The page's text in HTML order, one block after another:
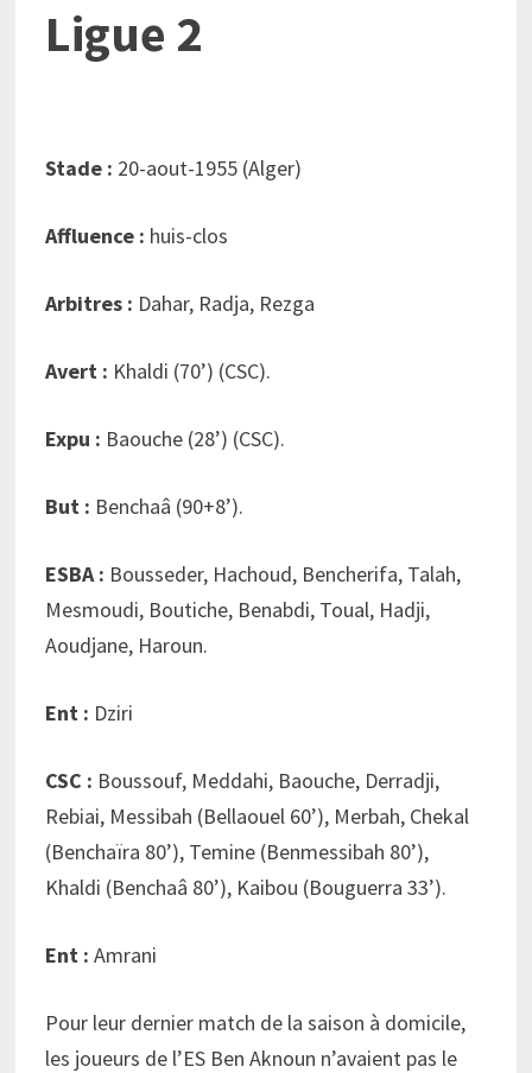
Ligue 2
Stade : 20-aout-1955 (Alger)
Affluence : huis-clos
Arbitres : Dahar, Radja, Rezga
Avert : Khaldi (70’) (CSC).
Expu : Baouche (28’) (CSC).
But : Benchaâ (90+8’).
ESBA : Bousseder, Hachoud, Bencherifa, Talah,
Mesmoudi, Boutiche, Benabdi, Toual, Hadji,
Aoudjane, Haroun.
Ent : Dziri
CSC : Boussouf, Meddahi, Baouche, Derradji,
Rebiai, Messibah (Bellaouel 60’), Merbah, Chekal
(Benchaïra 80’), Temine (Benmessibah 80’),
Khaldi (Benchaâ 80’), Kaibou (Bouguerra 33’).
Ent : Amrani
Pour leur dernier match de la saison à domicile,
les joueurs de l’ES Ben Aknoun n’avaient pas le